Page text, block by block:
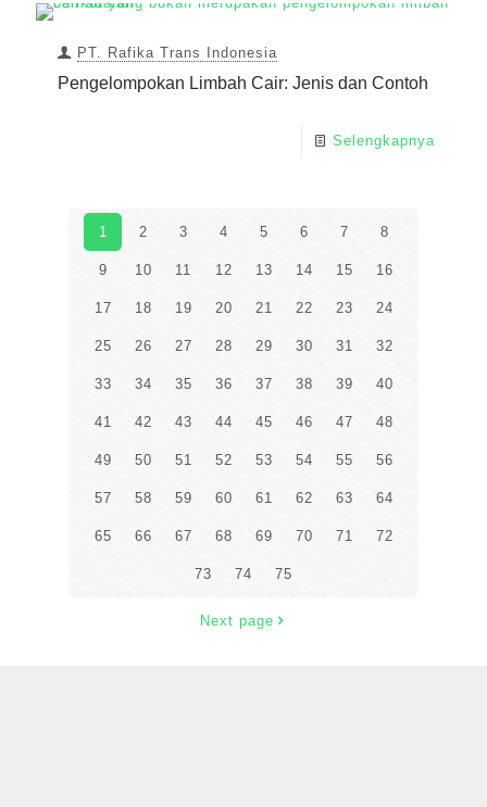
PT. Rafika Trans Indonesia
Pengelompokan Limbah Cair: Jenis dan Contoh
Selengkapnya
1 2 3 4 5 6 7 8
9 10 11 12 13 14 15 16
17 18 19 20 21 22 23 24
25 26 27 28 29 30 31 32
33 34 35 36 37 38 39 40
41 42 43 44 45 46 47 48
49 50 51 52 53 54 55 56
57 58 59 60 61 62 63 64
65 66 67 68 69 70 71 72
73 74 75
Next page